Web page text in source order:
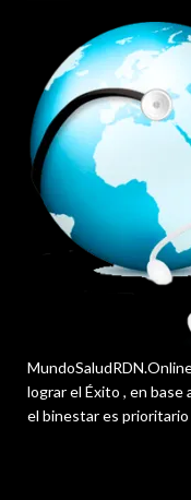
lograr el Éxito , en base
el binestar es